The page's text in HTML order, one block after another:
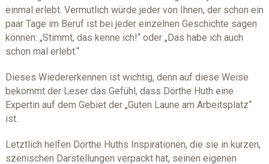
einmal erlebt. Vermutlich würde jeder von Ihnen, der schon ein
paar Tage im Beruf ist bei jeder einzelnen Geschichte sagen
können: „Stimmt, das kenne ich!“ oder „Das habe ich auch
schon mal erlebt.“
Dieses Wiedererkennen ist wichtig, denn auf diese Weise
bekommt der Leser das Gefühl, dass Dörthe Huth eine
Expertin auf dem Gebiet der „Guten Laune am Arbeitsplatz“
ist.
Letztlich helfen Dörthe Huths Inspirationen, die sie in kurzen,
szenischen Darstellungen verpackt hat, seinen eigenen